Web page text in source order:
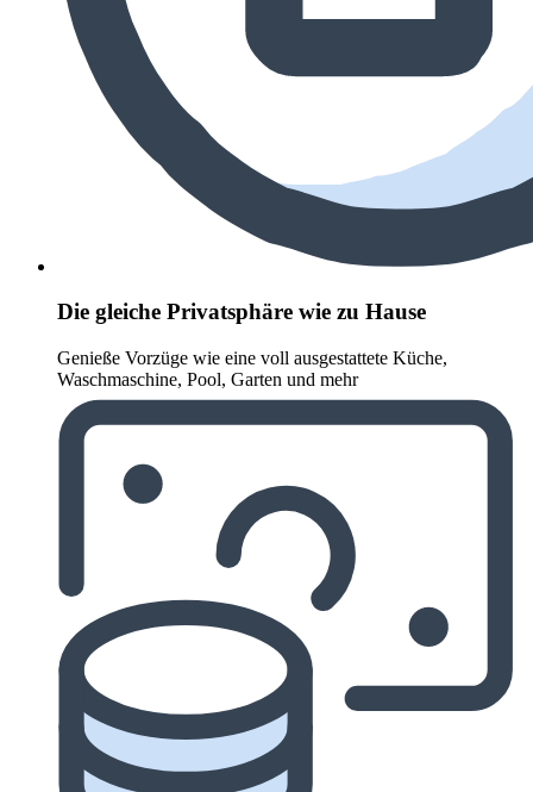
Die gleiche Privatsphäre wie zu Hause
Genieße Vorzüge wie eine voll ausgestattete Küche,
Waschmaschine, Pool, Garten und mehr